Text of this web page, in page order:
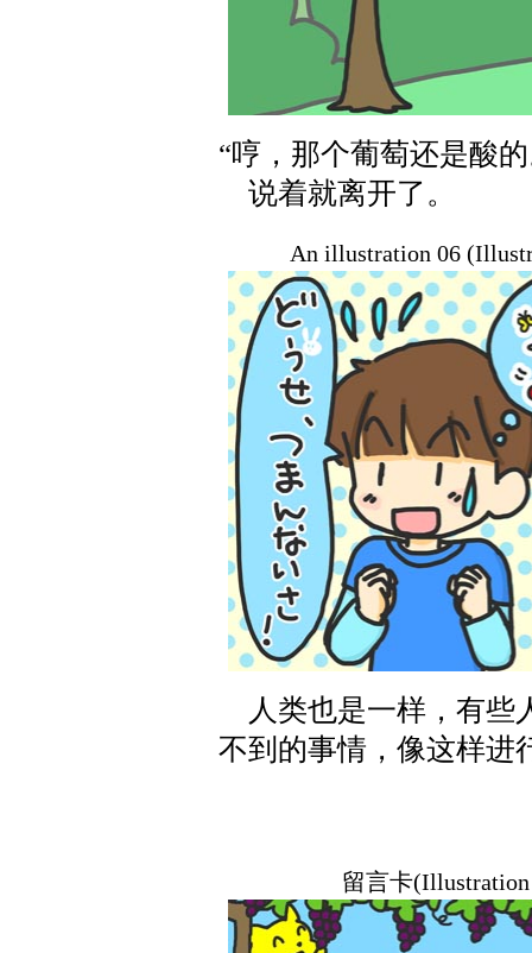
“哼，那个葡萄还是酸
说着就离开了。
An illustration 06
人类也是一样，有些
不到的事情，像这样进
留言卡(Illustration